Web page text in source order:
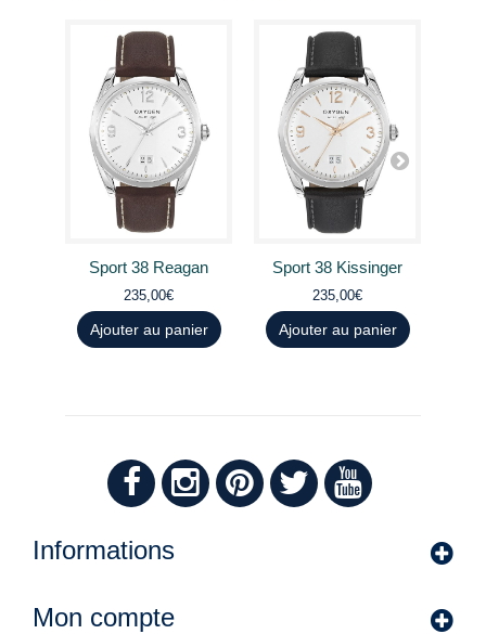
Sport 38 Reagan
235,00€
Ajouter au panier
Sport 38 Kissinger
235,00€
Ajouter au panier
Informations
Mon compte